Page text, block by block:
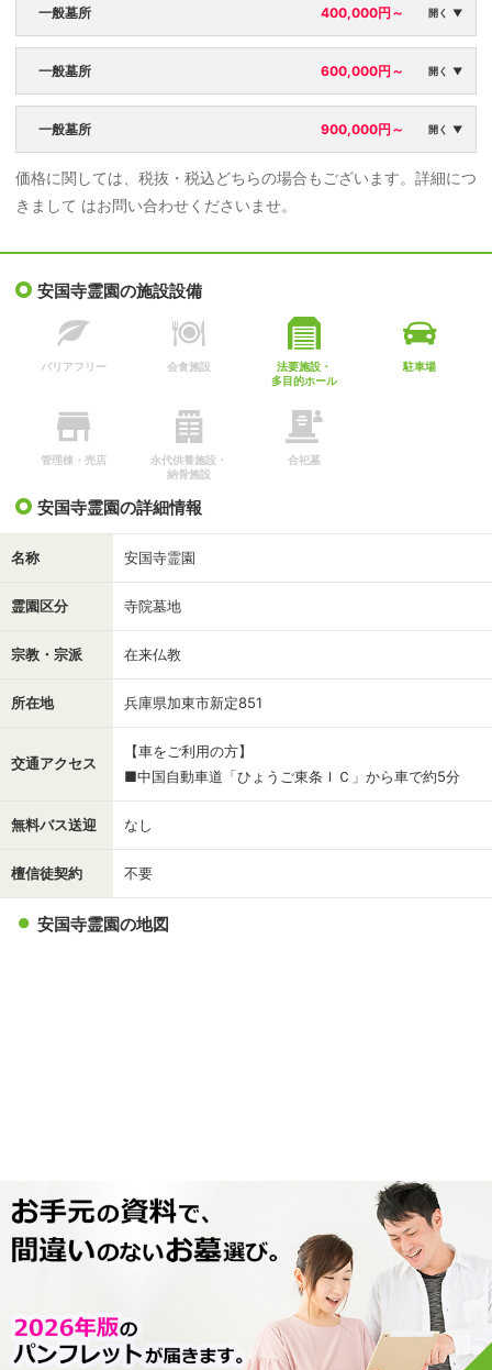
一般墓所 400,000円～ 開く ▼
区画面積：
4㎡
永代使用料：
400,000円
年間管理料：
一般墓所 600,000円～ 開く ▼
区画面積：
6㎡
永代使用料：
600,000円
年間管理料：
6,000円
一般墓所 900,000円～ 開く ▼
区画面積：
9㎡
永代使用料：
900,000円
年間管理料：
価格に関しては、税抜・税込どちらの場合もございます。詳細につ
きまして はお問い合わせくださいませ。
安国寺霊園の施設設備
バリアフリー 会食施設
法要施設・
多目的ホール
駐車場
管理棟・売店
永代供養施設・
納骨施設
合祀墓
安国寺霊園の詳細情報
名称 安国寺霊園
霊園区分 寺院墓地
宗教・宗派 在来仏教
所在地 兵庫県加東市新定851
交通アクセス
【車をご利用の方】
■中国自動車道「ひょうご東条ＩＣ」から車で約5分
無料バス送迎 なし
檀信徒契約 不要
安国寺霊園の地図